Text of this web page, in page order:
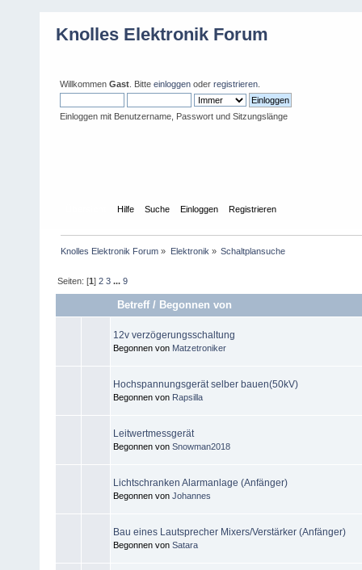
Knolles Elektronik Forum
Willkommen Gast . Bitte einloggen oder registrieren
Einloggen mit Benutzername, Passwort und Sitzungslänge
Hilfe Suche Einloggen Registrieren
Knolles Elektronik Forum » Elektronik » Schaltplansuche
Seiten: [1]2 3 ...9
Betreff/ Begonnen von
12v verzögerungsschaltung
Begonnen von Matzetroniker
Hochspannungsgerät selber bauen(50kV)
Begonnen von Rapsilla
Leitwertmessgerät
Begonnen von Snowman2018
Lichtschranken Alarmanlage (Anfänger)
Begonnen von Johannes
Bau eines Lautsprecher Mixers/Verstärker (Anfänger)
Begonnen von Satara